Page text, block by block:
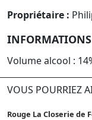
Propriétaire :
Volume alcool :
VOUS POURRIEZ
Rouge La Closerie de